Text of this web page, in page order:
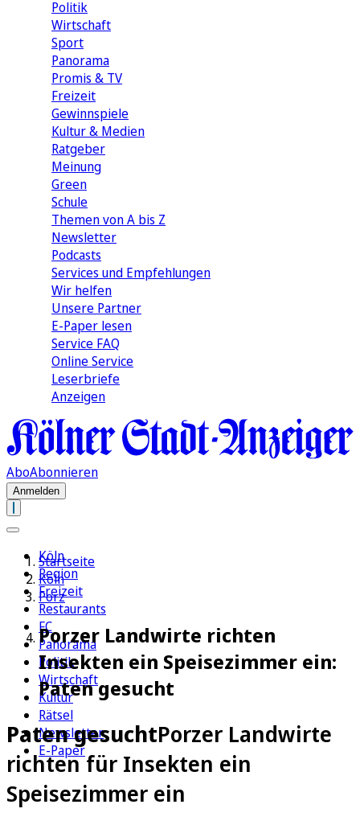
Politik
Wirtschaft
Sport
Panorama
Promis & TV
Freizeit
Gewinnspiele
Kultur & Medien
Ratgeber
Meinung
Green
Schule
Themen von A bis Z
Newsletter
Podcasts
Services und Empfehlungen
Wir helfen
Unsere Partner
E-Paper lesen
Service FAQ
Online Service
Leserbriefe
Anzeigen
AboAbonnieren
Anmelden
Köln
Region
Freizeit
Restaurants
FC
Panorama
Politik
Wirtschaft
Kultur
Rätsel
Newsletter
E-Paper
Startseite
Köln
Porz
Porzer Landwirte richten
Insekten ein Speisezimmer ein:
Paten gesucht
Paten gesuchtPorzer Landwirte
richten für Insekten ein
Speisezimmer ein